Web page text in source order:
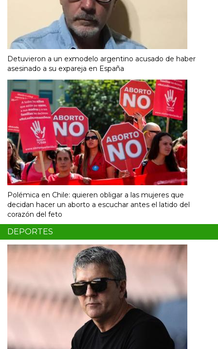
Detuvieron a un exmodelo argentino acusado de haber
asesinado a su expareja en España
Polémica en Chile: quieren obligar a las mujeres que
decidan hacer un aborto a escuchar antes el latido del
corazón del feto
DEPORTES